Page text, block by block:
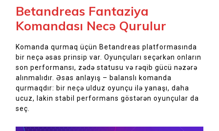
Betandreas Fantaziya
Komandası Necə Qurulur
Komanda qurmaq üçün Betandreas platformasında
bir neçə əsas prinsip var. Oyunçuları seçərkən onların
son performansı, zədə statusu və rəqib gücü nəzərə
alınmalıdır. Əsas anlayış – balanslı komanda
qurmaqdır: bir neçə ulduz oyunçu ilə yanaşı, daha
ucuz, lakin stabil performans göstərən oyunçular da
seç.